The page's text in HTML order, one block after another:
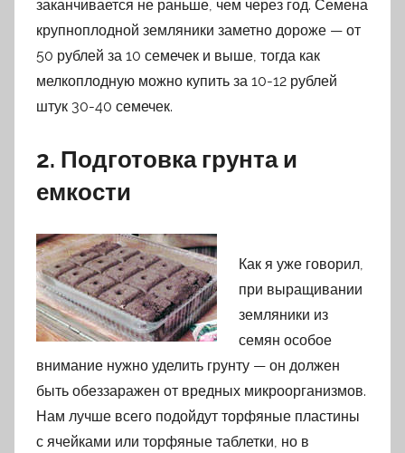
заканчивается не раньше, чем через год. Семена
крупноплодной земляники заметно дороже — от
50 рублей за 10 семечек и выше, тогда как
мелкоплодную можно купить за 10-12 рублей
штук 30-40 семечек.
2. Подготовка грунта и
емкости
Как я уже говорил,
при выращивании
земляники из
семян особое
внимание нужно уделить грунту — он должен
быть обеззаражен от вредных микроорганизмов.
Нам лучше всего подойдут торфяные пластины
с ячейками или торфяные таблетки, но в